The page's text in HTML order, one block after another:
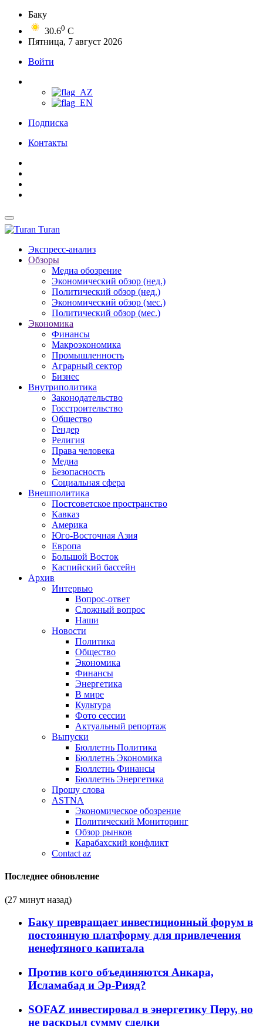
Баку
30.60 C
Пятница, 7 август 2026
Войти
Подписка
Контакты
Turan
Экспресс-анализ
Обзоры
Медиа обозрение
Экономический обзор (нед.)
Политический обзор (нед.)
Экономический обзор (мес.)
Политический обзор (мес.)
Экономика
Финансы
Макроэкономика
Промышленность
Аграрный сектор
Бизнес
Внутриполитика
Законодательство
Госстроительство
Общество
Гендер
Религия
Права человека
Медиа
Безопасность
Социальная сфера
Внешполитика
Постсоветское пространство
Кавказ
Америка
Юго-Восточная Азия
Европа
Большой Восток
Каспийский бассейн
Архив
Интервью
Вопрос-ответ
Сложный вопрос
Наши
Новости
Политика
Общество
Экономика
Финансы
Энергетика
В мире
Культура
Фото сессии
Актуальный репортаж
Выпуски
Бюллетнь Политика
Бюллетнь Экономика
Бюллетнь Финансы
Бюллетнь Энергетика
Прошу слова
ASTNA
Экономическое обозрение
Политический Мониторинг
Обзор рынков
Карабахский конфликт
Contact az
Последнее обновление
(27 минут назад)
Баку превращает инвестиционный форум в
постоянную платформу для привлечения
ненефтяного капитала
Против кого объединяются Анкара,
Исламабад и Эр-Рияд?
SOFAZ инвестировал в энергетику Перу, но
не раскрыл сумму сделки